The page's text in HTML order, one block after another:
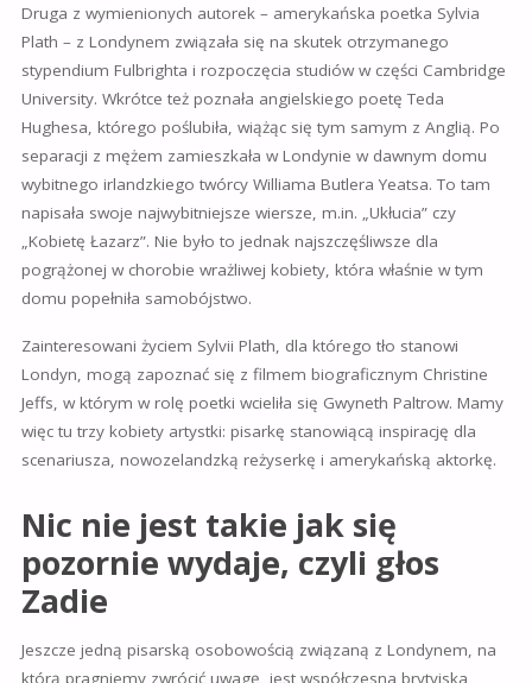
Druga z wymienionych autorek – amerykańska poetka Sylvia
Plath – z Londynem związała się na skutek otrzymanego
stypendium Fulbrighta i rozpoczęcia studiów w części Cambridge
University. Wkrótce też poznała angielskiego poetę Teda
Hughesa, którego poślubiła, wiążąc się tym samym z Anglią. Po
separacji z mężem zamieszkała w Londynie w dawnym domu
wybitnego irlandzkiego twórcy Williama Butlera Yeatsa. To tam
napisała swoje najwybitniejsze wiersze, m.in. „Ukłucia” czy
„Kobietę Łazarz”. Nie było to jednak najszczęśliwsze dla
pogrążonej w chorobie wrażliwej kobiety, która właśnie w tym
domu popełniła samobójstwo.
Zainteresowani życiem Sylvii Plath, dla którego tło stanowi
Londyn, mogą zapoznać się z filmem biograficznym Christine
Jeffs, w którym w rolę poetki wcieliła się Gwyneth Paltrow. Mamy
więc tu trzy kobiety artystki: pisarkę stanowiącą inspirację dla
scenariusza, nowozelandzką reżyserkę i amerykańską aktorkę.
Nic nie jest takie jak się
pozornie wydaje, czyli głos
Zadie
Jeszcze jedną pisarską osobowością związaną z Londynem, na
którą pragniemy zwrócić uwagę, jest współczesna brytyjska